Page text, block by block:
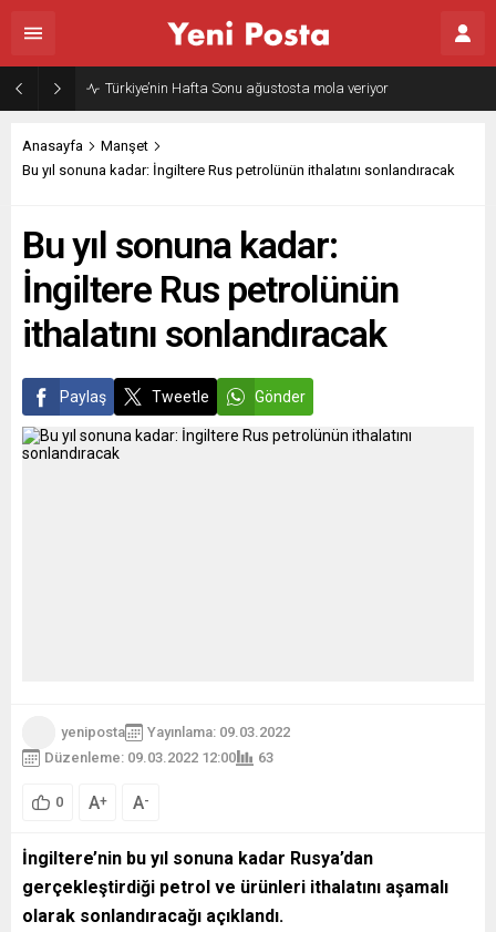
Türkiye’nin Hafta Sonu ağustosta mola veriyor
Anasayfa
Manşet
Bu yıl sonuna kadar: İngiltere Rus petrolünün ithalatını sonlandıracak
Bu yıl sonuna kadar:
İngiltere Rus petrolünün
ithalatını sonlandıracak
Paylaş Tweetle Gönder
yeniposta
Yayınlama: 09.03.2022
Düzenleme: 09.03.2022 12:00
63
0 A+ A-
İngiltere’nin bu yıl sonuna kadar Rusya’dan
gerçekleştirdiği petrol ve ürünleri ithalatını aşamalı
olarak sonlandıracağı açıklandı.